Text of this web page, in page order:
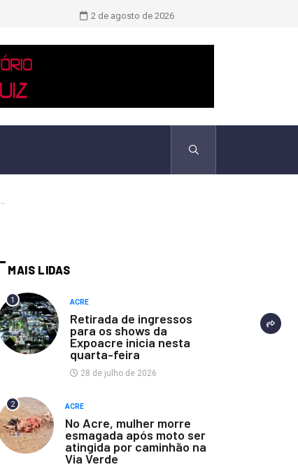
Novo boletim indica El Niño ‘muito
2 de agosto de 2026
MAIS LIDAS
1 ACRE
Retirada de ingressos
para os shows da
Expoacre inicia nesta
quarta-feira
28 de julho de 2026
2 ACRE
No Acre, mulher morre
esmagada após moto ser
atingida por caminhão na
Via Verde